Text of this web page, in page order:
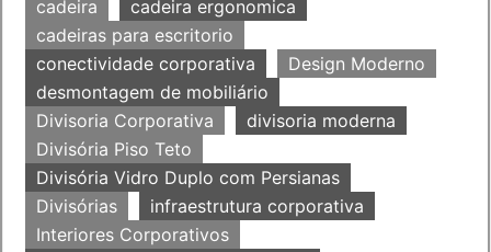
cadeira
cadeira ergonomica
cadeiras para escritorio
conectividade corporativa
Design Moderno
desmontagem de mobiliário
Divisoria Corporativa
divisoria moderna
Divisória Piso Teto
Divisória Vidro Duplo com Persianas
Divisórias
infraestrutura corporativa
Interiores Corporativos